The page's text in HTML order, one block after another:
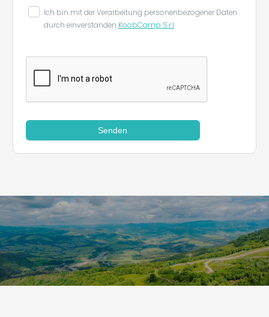
Ich bin mit der Verarbeitung personenbezogener Daten
durch einverstanden KoobCamp S.r.l
Senden